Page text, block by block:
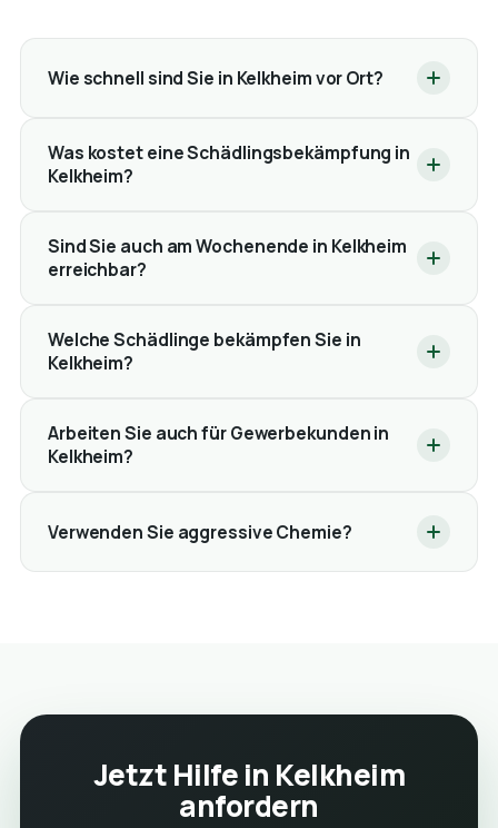
Wie schnell sind Sie in Kelkheim vor Ort?
Was kostet eine Schädlingsbekämpfung in
Kelkheim?
Sind Sie auch am Wochenende in Kelkheim
erreichbar?
Welche Schädlinge bekämpfen Sie in
Kelkheim?
Arbeiten Sie auch für Gewerbekunden in
Kelkheim?
Verwenden Sie aggressive Chemie?
Jetzt Hilfe in Kelkheim
anfordern